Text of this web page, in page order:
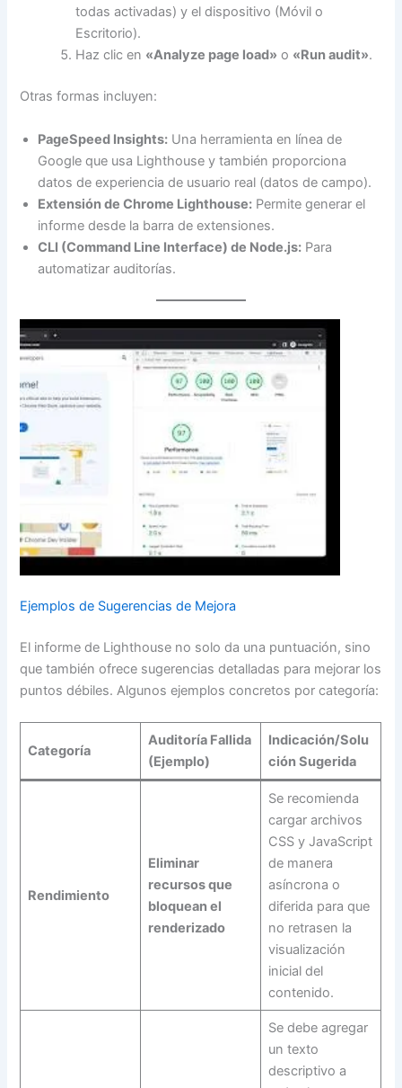
todas activadas) y el dispositivo (Móvil o
Escritorio).
Haz clic en «Analyze page load» o «Run audit».
Otras formas incluyen:
PageSpeed Insights: Una herramienta en línea de
Google que usa Lighthouse y también proporciona
datos de experiencia de usuario real (datos de campo).
Extensión de Chrome Lighthouse: Permite generar el
informe desde la barra de extensiones.
CLI (Command Line Interface) de Node.js: Para
automatizar auditorías.
Ejemplos de Sugerencias de Mejora
El informe de Lighthouse no solo da una puntuación, sino
que también ofrece sugerencias detalladas para mejorar los
puntos débiles. Algunos ejemplos concretos por categoría:
Categoría
Auditoría Fallida
(Ejemplo)
Indicación/Solu
ción Sugerida
Rendimiento
Eliminar
recursos que
bloquean el
renderizado
Se recomienda
cargar archivos
CSS y JavaScript
de manera
asíncrona o
diferida para que
no retrasen la
visualización
inicial del
contenido.
Se debe agregar
un texto
descriptivo a